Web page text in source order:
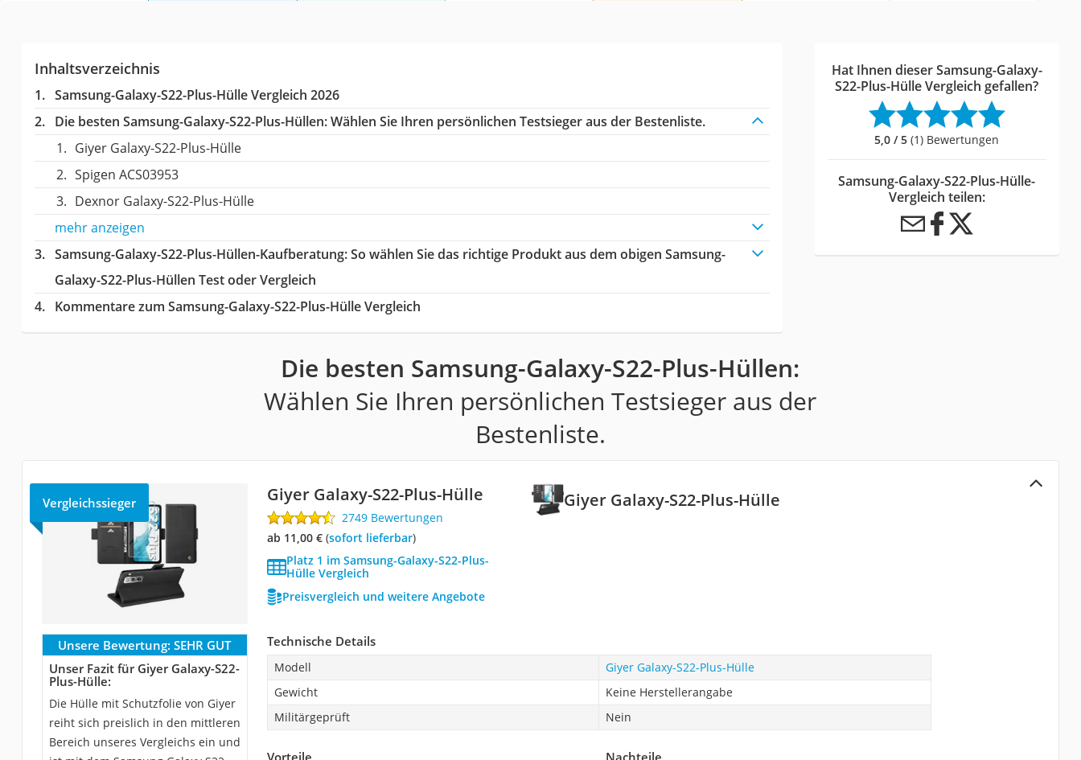
Inhaltsverzeichnis
Samsung-Galaxy-S22-Plus-Hülle Vergleich 2026
Die besten Samsung-Galaxy-S22-Plus-Hüllen:Wählen Sie Ihren persönlichen Testsieger aus der Bestenliste.
Giyer Galaxy-S22-Plus-Hülle
Spigen ACS03953
Dexnor Galaxy-S22-Plus-Hülle
mehr anzeigen
Samsung-Galaxy-S22-Plus-Hüllen-Kaufberatung: So wählen Sie das richtige Produkt aus dem obigen Samsung-
Galaxy-S22-Plus-Hüllen Test oder Vergleich
Kommentare zum Samsung-Galaxy-S22-Plus-Hülle Vergleich
Hat Ihnen dieser Samsung-Galaxy-
S22-Plus-Hülle Vergleich gefallen?
5,0 / 5 (1) Bewertungen
Samsung-Galaxy-S22-Plus-Hülle-
Vergleich teilen:
Die besten Samsung-Galaxy-S22-Plus-Hüllen:
Wählen Sie Ihren persönlichen Testsieger aus der
Bestenliste.
Giyer Galaxy-S22-Plus-Hülle
Vergleichssieger Giyer Galaxy-S22-Plus-Hülle
2749 Bewertungen
ab 11,00 €( Sofort lieferbar)
Platz 1 im Samsung-Galaxy-S22-Plus-
Hülle Vergleich
Preisvergleich und weitere Angebote
Unsere Bewertung: SEHR GUT
Unser Fazit für Giyer Galaxy-S22-
Plus-Hülle:
Die Hülle mit Schutzfolie von Giyer
reiht sich preislich in den mittleren
Bereich unseres Vergleichs ein und
Technische Details
Modell
Giyer Galaxy-S22-Plus-Hülle
Gewicht
Keine Herstellerangabe
Militärgeprüft
Nein